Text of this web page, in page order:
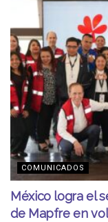
COMUNICADOS
México logra el
de Mapfre en